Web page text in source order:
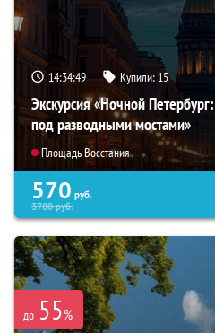
14:34:48 Купили: 15
Экскурсия «Ночной
под разводными мостами»
Площадь Восстания
570 руб.
3780руб.
до 55%